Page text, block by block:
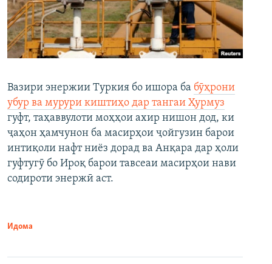
Вазири энержии Туркия бо ишора ба бӯҳрони
убур ва мурури киштиҳо дар тангаи Ҳурмуз
гуфт, таҳаввулоти моҳҳои ахир нишон дод, ки
ҷаҳон ҳамчунон ба масирҳои ҷойгузин барои
интиқоли нафт ниёз дорад ва Анқара дар ҳоли
гуфтугӯ бо Ироқ барои тавсеаи масирҳои нави
содироти энержӣ аст.
Идома